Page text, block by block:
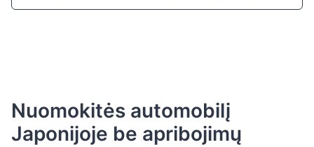
Nuomokitės automobilį
Japonijoje be apribojimų